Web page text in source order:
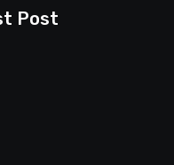
Post